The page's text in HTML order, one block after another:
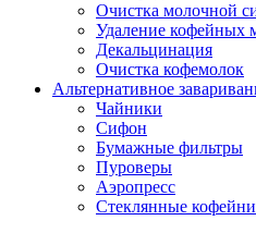
Очистка молочной
Удаление кофейных
Декальцинация
Очистка кофемолок
Альтернативное
Чайники
Сифон
Бумажные фильтры
Пуроверы
Аэропресс
Стеклянные